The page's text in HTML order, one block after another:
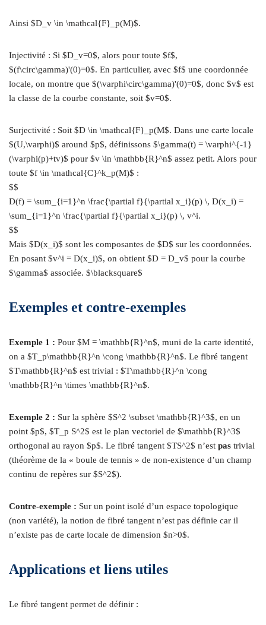
Ainsi $D_v \in \mathcal{F}_p(M)$.
Injectivité : Si $D_v=0$, alors pour toute $f$,
$(f\circ\gamma)'(0)=0$. En particulier, avec $f$ une coordonnée
locale, on montre que $(\varphi\circ\gamma)'(0)=0$, donc $v$ est
la classe de la courbe constante, soit $v=0$.
Surjectivité : Soit $D \in \mathcal{F}_p(M$. Dans une carte locale
$(U,\varphi)$ around $p$, définissons $\gamma(t) = \varphi^{-1}
(\varphi(p)+tv)$ pour $v \in \mathbb{R}^n$ assez petit. Alors pour
toute $f \in \mathcal{C}^k_p(M)$ :
$$
D(f) = \sum_{i=1}^n \frac{\partial f}{\partial x_i}(p) \, D(x_i) =
\sum_{i=1}^n \frac{\partial f}{\partial x_i}(p) \, v^i.
$$
Mais $D(x_i)$ sont les composantes de $D$ sur les coordonnées.
En posant $v^i = D(x_i)$, on obtient $D = D_v$ pour la courbe
$\gamma$ associée. $\blacksquare$
Exemples et contre-exemples
Exemple 1 : Pour $M = \mathbb{R}^n$, muni de la carte identité,
on a $T_p\mathbb{R}^n \cong \mathbb{R}^n$. Le fibré tangent
$T\mathbb{R}^n$ est trivial : $T\mathbb{R}^n \cong
\mathbb{R}^n \times \mathbb{R}^n$.
Exemple 2 : Sur la sphère $S^2 \subset \mathbb{R}^3$, en un
point $p$, $T_p S^2$ est le plan vectoriel de $\mathbb{R}^3$
orthogonal au rayon $p$. Le fibré tangent $TS^2$ n’est pas trivial
(théorème de la « boule de tennis » de non-existence d’un champ
continu de repères sur $S^2$).
Contre-exemple : Sur un point isolé d’un espace topologique
(non variété), la notion de fibré tangent n’est pas définie car il
n’existe pas de carte locale de dimension $n>0$.
Applications et liens utiles
Le fibré tangent permet de définir :